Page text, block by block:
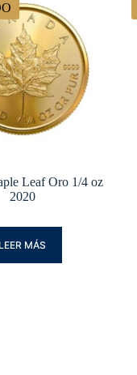
Leaf Oro 1/4 oz
2020
LEER MÁS